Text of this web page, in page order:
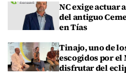
NC exige actuar
del antiguo
en Tías
Tinajo, uno de
escogidos por el
disfrutar del